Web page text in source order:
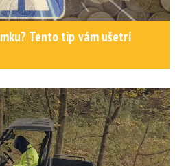
Tento tip vám ušetrí